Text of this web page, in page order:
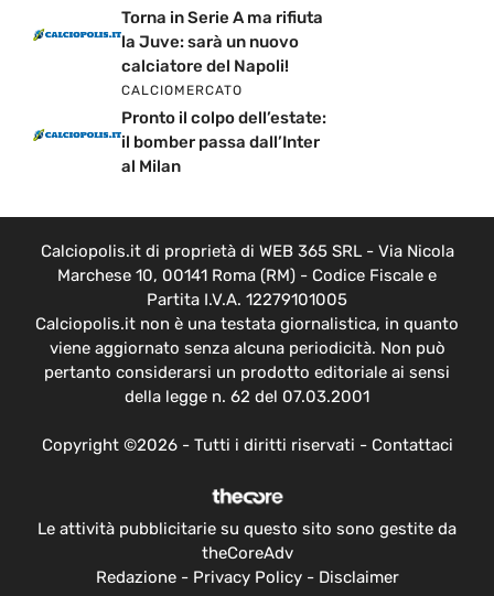
Torna in Serie A ma rifiuta
la Juve: sarà un nuovo
calciatore del Napoli!
CALCIOMERCATO
Pronto il colpo dell’estate:
il bomber passa dall’Inter
al Milan
Calciopolis.it di proprietà di WEB 365 SRL - Via Nicola
Marchese 10, 00141 Roma (RM) - Codice Fiscale e
Partita I.V.A. 12279101005
Calciopolis.it non è una testata giornalistica, in quanto
viene aggiornato senza alcuna periodicità. Non può
pertanto considerarsi un prodotto editoriale ai sensi
della legge n. 62 del 07.03.2001
Copyright ©2026 - Tutti i diritti riservati - Contattaci
Le attività pubblicitarie su questo sito sono gestite da
theCoreAdv
Redazione- Privacy Policy- Disclaimer